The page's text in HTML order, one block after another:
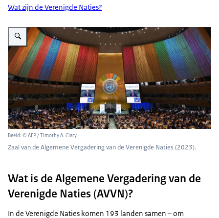
Wat zijn de Verenigde Naties?
Vergroot afbeelding Algemene Vergadering van de Verenigde Naties
Beeld: © AFP / Timothy A. Clary
Zaal van de Algemene Vergadering van de Verenigde Naties (2023).
Wat is de Algemene Vergadering van de
Verenigde Naties (AVVN)?
In de Verenigde Naties komen 193 landen samen – om